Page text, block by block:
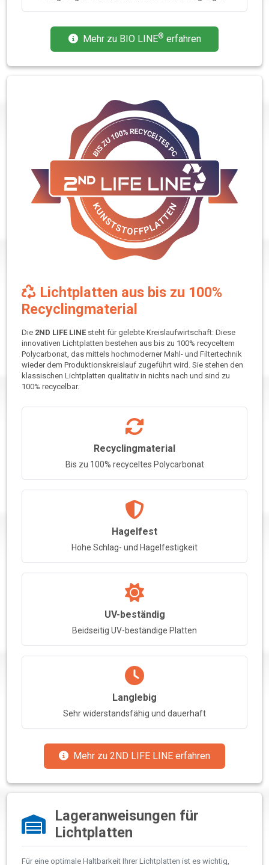
Mehr zu BIO LINE® erfahren
Lichtplatten aus bis zu 100%
Recyclingmaterial
Die 2ND LIFE LINE steht für gelebte Kreislaufwirtschaft: Diese
innovativen Lichtplatten bestehen aus bis zu 100% recyceltem
Polycarbonat, das mittels hochmoderner Mahl- und Filtertechnik
wieder dem Produktionskreislauf zugeführt wird. Sie stehen den
klassischen Lichtplatten qualitativ in nichts nach und sind zu
100% recycelbar.
Recyclingmaterial
Bis zu 100% recyceltes Polycarbonat
Hagelfest
Hohe Schlag- und Hagelfestigkeit
UV-beständig
Beidseitig UV-beständige Platten
Langlebig
Sehr widerstandsfähig und dauerhaft
Mehr zu 2ND LIFE LINE erfahren
Lageranweisungen für
Lichtplatten
Für eine optimale Haltbarkeit Ihrer Lichtplatten ist es wichtig,